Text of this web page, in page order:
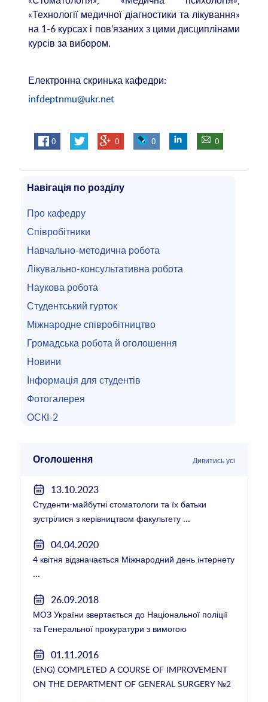
«Технології медичної діагностики та лікування»
на 1-6 курсах і пов’язаних з цими дисциплінами
курсів за вибором.
Електронна скринька кафедри:
infdeptnmu@ukr.net
0 0 0 0
Навігація по розділу
Про кафедру
Співробітники
Навчально-методична робота
Лікувально-консультативна робота
Наукова робота
Студентський гурток
Міжнародне співробітництво
Громадська робота й оголошення
Новини
Інформація для студентів
Фотогалерея
ОСКІ-2
Оголошення Дивитись усі
13.10.2023
Студенти-майбутні стоматологи та їх батьки
зустрілися з керівництвом факультету
04.04.2020
4 квітня відзначається Міжнародний день інтернету
26.09.2018
МОЗ України звертається до Національної поліції
та Генеральної прокуратури з вимогою
ректорки НМУ Катерини Амосової
01.11.2016
(ENG) COMPLETED A COURSE OF IMPROVEMENT
ON THE DEPARTMENT OF GENERAL SURGERY №2